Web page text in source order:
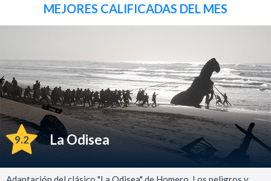
MEJORES CALIFICADAS DEL MES
9.2 La Odisea